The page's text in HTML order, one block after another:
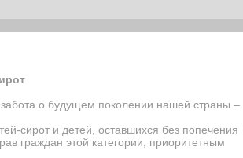
о будущем поколении нашей страны –
сирот и детей, оставшихся без попечения
граждан этой категории, приоритетным